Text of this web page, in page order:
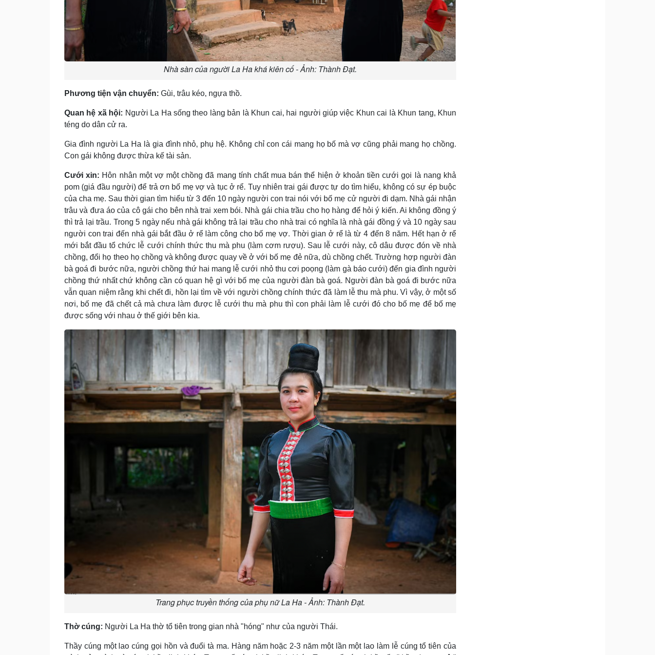
Nhà sàn của người La Ha khá kiên cố - Ảnh: Thành Đạt.
Phương tiện vận chuyển: Gùi, trâu kéo, ngựa thồ.
Quan hệ xã hội: Người La Ha sống theo làng bản là Khun cai, hai người giúp việc Khun cai là Khun tang, Khun
téng do dân cử ra.
Gia đình người La Ha là gia đình nhỏ, phụ hệ. Không chỉ con cái mang họ bố mà vợ cũng phải mang họ chồng.
Con gái không được thừa kế tài sản.
Cưới xin: Hôn nhân một vợ một chồng đã mang tính chất mua bán thể hiện ở khoản tiền cưới gọi là nang khả
pom (giá đầu người) để trả ơn bố mẹ vợ và tục ở rể. Tuy nhiên trai gái được tự do tìm hiểu, không có sự ép buộc
của cha mẹ. Sau thời gian tìm hiểu từ 3 đến 10 ngày người con trai nói với bố mẹ cử người đi dạm. Nhà gái nhận
trâu và đưa áo của cô gái cho bên nhà trai xem bói. Nhà gái chia trầu cho họ hàng để hỏi ý kiến. Ai không đồng ý
thì trả lại trầu. Trong 5 ngày nếu nhà gái không trả lại trầu cho nhà trai có nghĩa là nhà gái đồng ý và 10 ngày sau
người con trai đến nhà gái bắt đầu ở rể làm công cho bố mẹ vợ. Thời gian ở rể là từ 4 đến 8 năm. Hết hạn ở rể
mới bắt đầu tổ chức lễ cưới chính thức thu mà phu (làm cơm rượu). Sau lễ cưới này, cô dâu được đón về nhà
chồng, đổi họ theo họ chồng và không được quay về ở với bố mẹ đẻ nữa, dù chồng chết. Trường hợp người đàn
bà goá đi bước nữa, người chồng thứ hai mang lễ cưới nhỏ thu cơi poọng (làm gà báo cưới) đến gia đình người
chồng thứ nhất chứ không cần có quan hệ gì với bố mẹ của người đàn bà goá. Người đàn bà goá đi bước nữa
vẫn quan niệm rằng khi chết đi, hồn lại tìm về với người chồng chính thức đã làm lễ thu mà phu. Vì vậy, ở một số
nơi, bố mẹ đã chết cả mà chưa làm được lễ cưới thu mà phu thì con phải làm lễ cưới đó cho bố mẹ để bố mẹ
được sống với nhau ở thế giới bên kia.
Trang phục truyền thống của phụ nữ La Ha - Ảnh: Thành Đạt.
Thờ cúng: Người La Ha thờ tổ tiên trong gian nhà "hóng" như của người Thái.
Thầy cúng một lao cúng gọi hồn và đuổi tà ma. Hàng năm hoặc 2-3 năm một lần một lao làm lễ cúng tổ tiên của